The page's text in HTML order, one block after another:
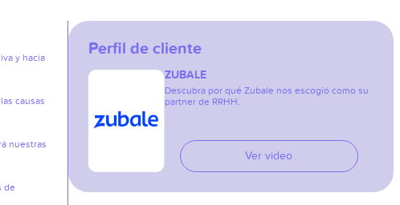
y hacia
causas
nuestras
de
Perfil de cliente
ZUBALE
Descubra por qué Zubale nos escogió como su
partner de RRHH.
Ver video